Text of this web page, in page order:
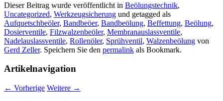
Dieser Beitrag wurde veröffentlicht in Beölungstechnik,
Uncategorized, Werkzeugsicherung und getagged als
Aufquetschbeöler, Bandbeöer, Bandbeölung, Beffettung, Beölung,
Dosierventile, Filzwalzenbeöler, Membranauslassventile,
Nadelauslassventile, Rollenöler, Sprühventil, Walzenbeölung von
Gerd Zeller. Speichern Sie den permalink als Bookmark.
Artikelnavigation
← Vorherige Weitere →